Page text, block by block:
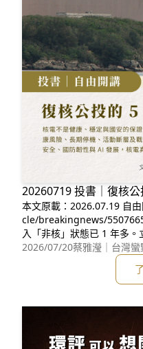
20260719 投書｜復核
本文原載：2026.07.19 自
cle/breakingnews/
入「非核」狀態已 1 年多
廢除『非核家園』的能源政
便宜電價，提升國防韌性
的公投逕付二讀，宣稱核電
2026/07/20蔡雅瀅｜台灣